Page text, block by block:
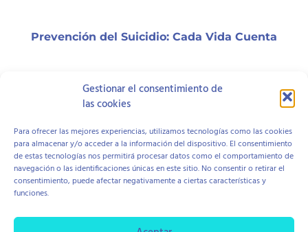
Gestionar el consentimiento de
las cookies
Para ofrecer las mejores experiencias, utilizamos tecnologías como las cookies
para almacenar y/o acceder a la información del dispositivo. El consentimiento
de estas tecnologías nos permitirá procesar datos como el comportamiento de
navegación o las identificaciones únicas en este sitio. No consentir o retirar el
consentimiento, puede afectar negativamente a ciertas características y
funciones.
Prevención del Suicidio: Cada Vida Cuenta
¿Qué es el test HTP y cómo funciona?
¿Qué es el test BLoP y cómo funciona?
Contratación y Devolución